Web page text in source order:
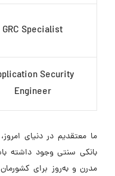
GRC Specialist
Security
Engineer
ما معتقدیم در دنیای
بانکی سنتی وجود داشته
مدرن و به‌روز برای